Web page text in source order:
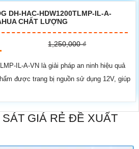
DH-HAC-HDW1200TLMP-IL-A-
CHẤT LƯỢNG
1,250,000 ₫
IL-A-VN là giải pháp an ninh hiệu quả
được trang bị nguồn sử dụng 12V, giúp
GIÁ RẺ ĐỀ XUẤT